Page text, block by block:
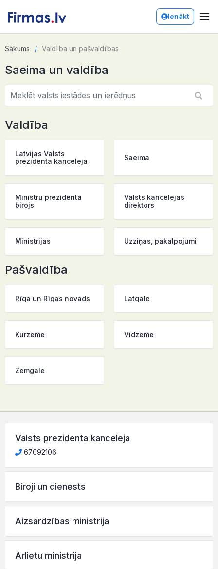
Ienākt
Sākums Valdība un pašvaldības
Saeima un valdība
Valdība
Latvijas Valsts
prezidenta kanceleja
Saeima
Ministru prezidenta
birojs
Valsts kancelejas
direktors
Ministrijas Uzziņas, pakalpojumi
Pašvaldība
Rīga un Rīgas novads Latgale
Kurzeme Vidzeme
Zemgale
Valsts prezidenta kanceleja
67092106
Biroji un dienests
Aizsardzības ministrija
Ārlietu ministrija